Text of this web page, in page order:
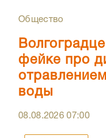
Общество
фейке про
воды
08.08.202607:00